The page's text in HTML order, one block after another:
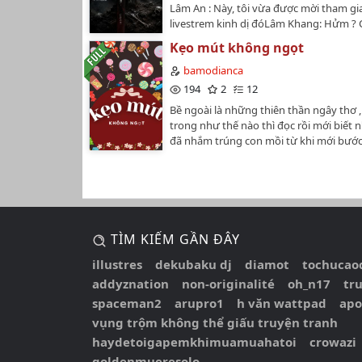
Lâm An : Này, tôi vừa được mời tham
livestrem kinh dị đóLâm Khang: Hửm ?
1 con ma thật là tôi thì sao ?Nguyên tác :
LinhchiLịch ra chap : Không cố định…
Kẹo mút không ngọt
bamodianca
194
2
12
Bề ngoài là những thiên thần ngây thơ
trong như thế nào thì đọc rồi mới biết
đã nhắm trúng con mồi từ khi mới bước
đơn giản như vẻ bề ngoài . Cùng đón
trải qua những ngày tháng cấp 3 với
huống để xem ai là người thua cuộc
thầm thích nhau từ bao giờ , và có lẽ
không hiểu rõ con tìm của mình được .
trải qua khoảng thời thanh xuân cấp 3
là điều hạnh phúc nhất…
TÌM KIẾM GẦN ĐÂY
illustres dekubaku dj diamot
addyznation
non-originalité oh_n17
spaceman2
arupro1 h văn wattpad
vụng trộm không thể giấu truyện tranh
haydetoigapemkhimuamuahatoi
crowazi